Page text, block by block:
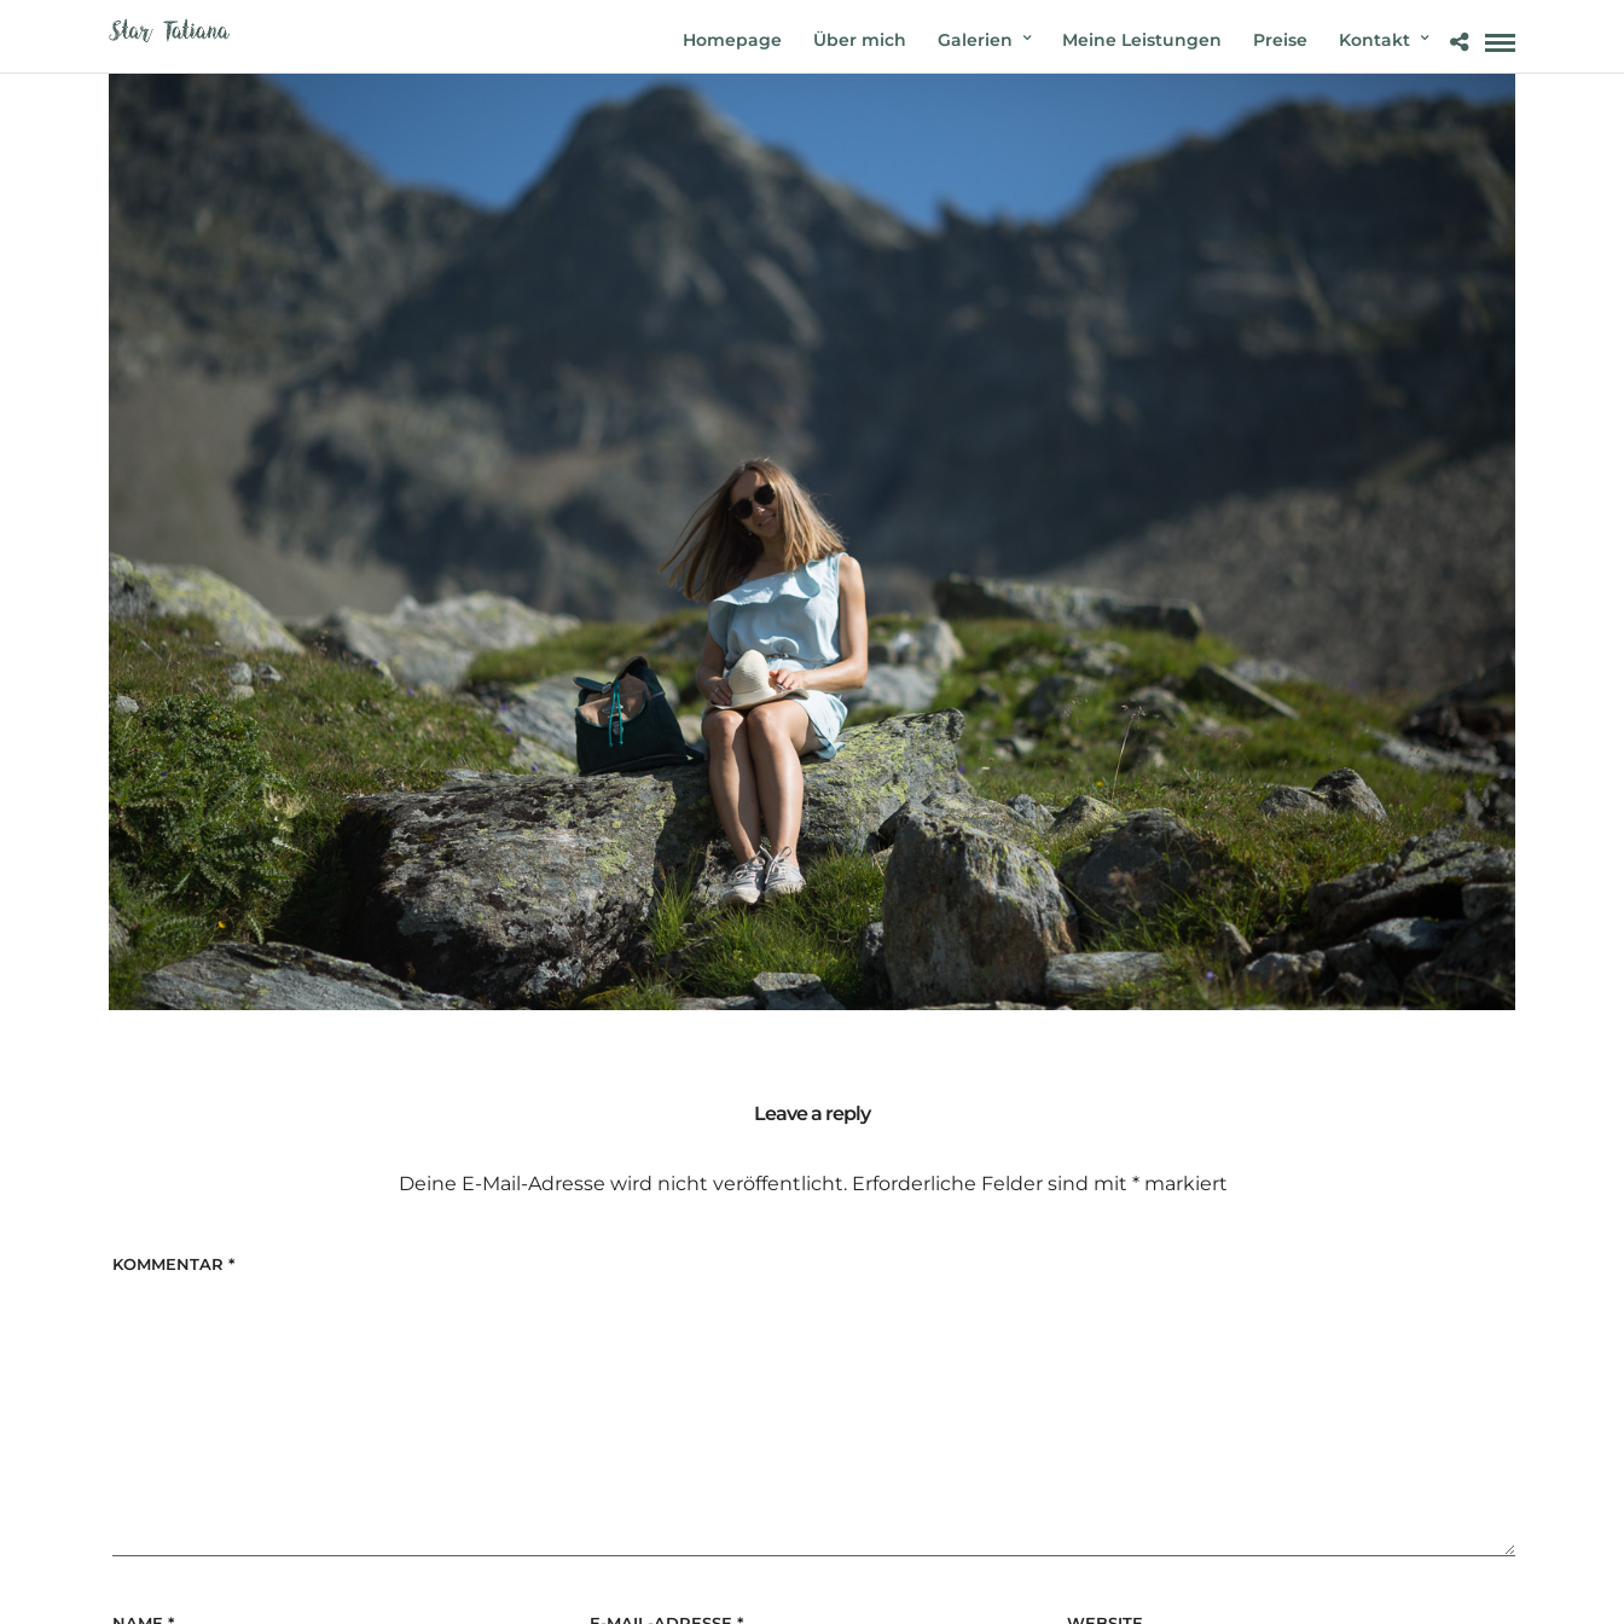
Homepage Über mich Galerien Meine Leistungen Preise Kontakt
Leave a reply
Deine E-Mail-Adresse wird nicht veröffentlicht. Erforderliche Felder sind mit* markiert
KOMMENTAR *